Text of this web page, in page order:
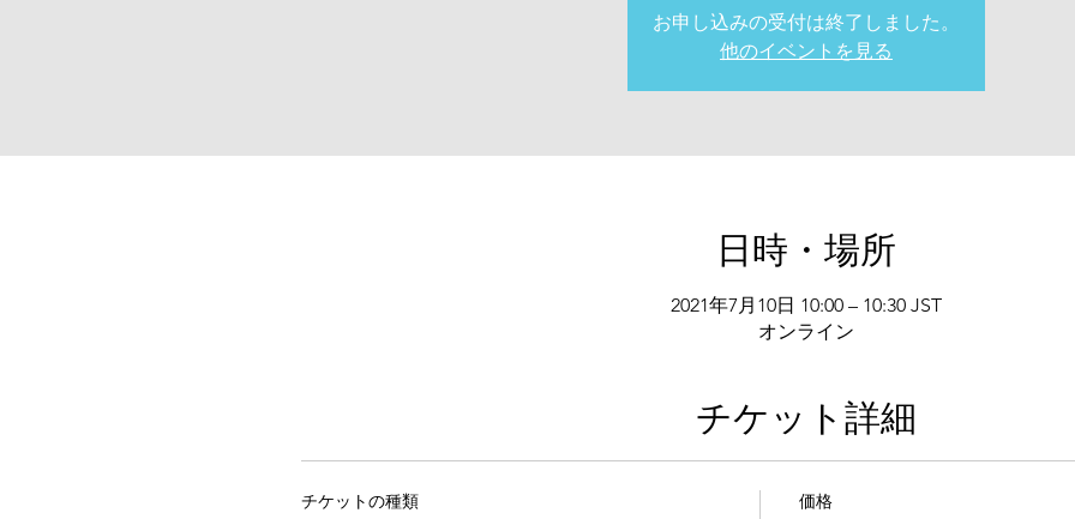
お申し込みの受付は終了しました。
他のイベントを見る
日時・場所
2021年7月10日 10:00 – 10:30 JST
オンライン
チケット詳細
チケットの種類 価格